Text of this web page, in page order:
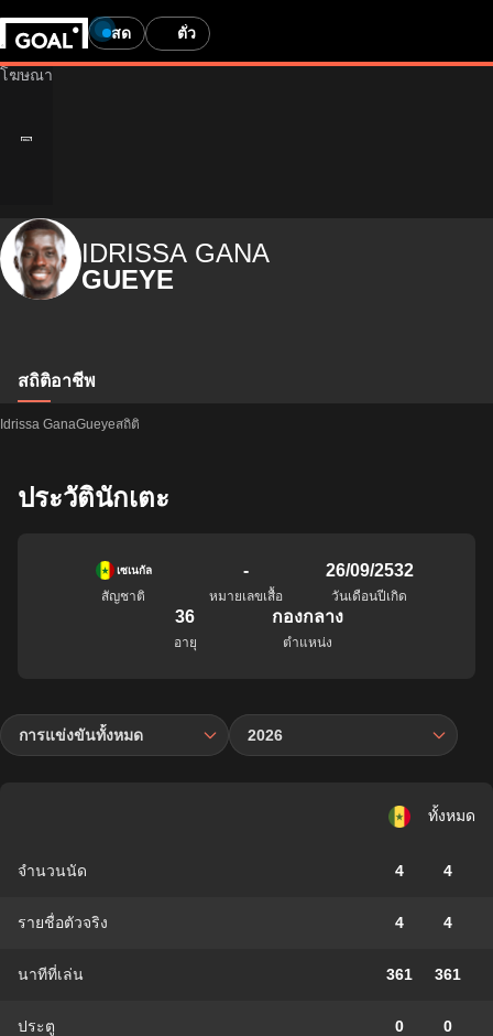
สด ตั๋ว
IDRISSA GANA
GUEYE
สถิติอาชีพ
Idrissa GanaGueyeสถิติ
ประวัตินักเตะ
เซเนกัล
สัญชาติ
-
หมายเลขเสื้อ
26/09/2532
วันเดือนปีเกิด
36
อายุ
กองกลาง
ตำแหน่ง
การแข่งขันทั้งหมด 2026
ทั้งหมด
จำนวนนัด 4 4
รายชื่อตัวจริง 4 4
นาทีที่เล่น 361 361
ประตู 0 0